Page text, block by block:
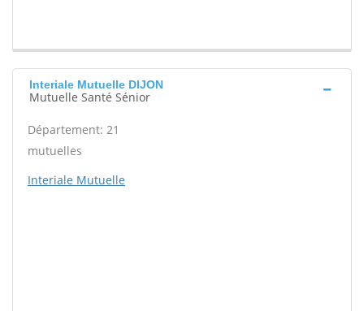
Interiale Mutuelle DIJON
Mutuelle Santé Sénior
Département: 21
mutuelles
Interiale Mutuelle